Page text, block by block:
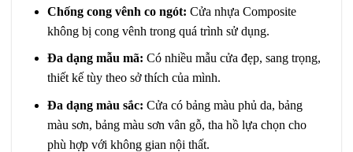
Chống cong vênh co ngót: Cửa nhựa Composite
không bị cong vênh trong quá trình sử dụng.
Đa dạng mẫu mã: Có nhiều mẫu cửa đẹp, sang trọng,
thiết kế tùy theo sở thích của mình.
Đa dạng màu sắc: Cửa có bảng màu phủ da, bảng
màu sơn, bảng màu sơn vân gỗ, tha hồ lựa chọn cho
phù hợp với không gian nội thất.